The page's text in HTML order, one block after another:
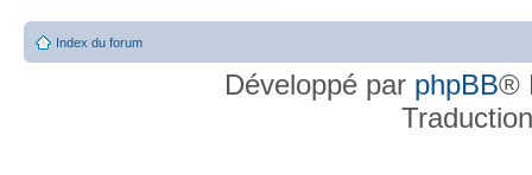
Index du forum
Développé par phpBB®